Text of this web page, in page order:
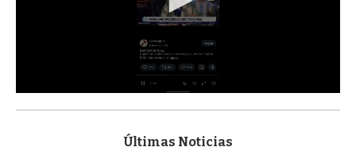
s
Últimas Noticias